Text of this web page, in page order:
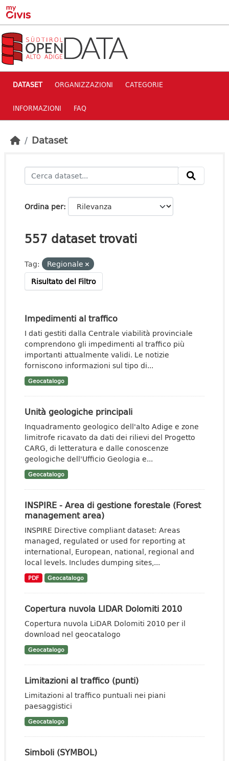
Skip to main content
DATASET ORGANIZZAZIONI CATEGORIE
INFORMAZIONI FAQ
Dataset
Ordina per
557 dataset trovati
Tag:
Regionale
Risultato del Filtro
Impedimenti al traffico
I dati gestiti dalla Centrale viabilità provinciale
comprendono gli impedimenti al traffico più
importanti attualmente validi. Le notizie
forniscono informazioni sul tipo di...
Geocatalogo
Unità geologiche principali
Inquadramento geologico dell'alto Adige e zone
limitrofe ricavato da dati dei rilievi del Progetto
CARG, di letteratura e dalle conoscenze
geologiche dell'Ufficio Geologia e...
Geocatalogo
INSPIRE - Area di gestione forestale (Forest
management area)
INSPIRE Directive compliant dataset: Areas
managed, regulated or used for reporting at
international, European, national, regional and
local levels. Includes dumping sites,...
PDF Geocatalogo
Copertura nuvola LIDAR Dolomiti 2010
Copertura nuvola LiDAR Dolomiti 2010 per il
download nel geocatalogo
Geocatalogo
Limitazioni al traffico (punti)
Limitazioni al traffico puntuali nei piani
paesaggistici
Geocatalogo
Simboli (SYMBOL)